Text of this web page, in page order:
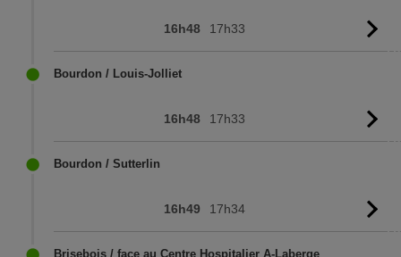
16h48 17h33
Bourdon / Louis-Jolliet
16h48 17h33
Bourdon / Sutterlin
16h49 17h34
Brisebois / face au Centre Hospitalier A-Laberge